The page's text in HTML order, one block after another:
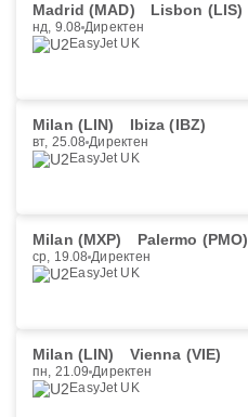
Madrid (MAD) Lisbon (LIS)
нд, 9.08 Директен
EasyJet UK
Milan (LIN) Ibiza (IBZ)
вт, 25.08 Директен
EasyJet UK
Milan (MXP) Palermo (PMO)
ср, 19.08 Директен
EasyJet UK
Milan (LIN) Vienna (VIE)
пн, 21.09 Директен
EasyJet UK